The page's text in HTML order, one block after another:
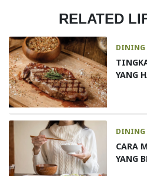
RELATED
DINING
YANG
DINING
CARA
YANG